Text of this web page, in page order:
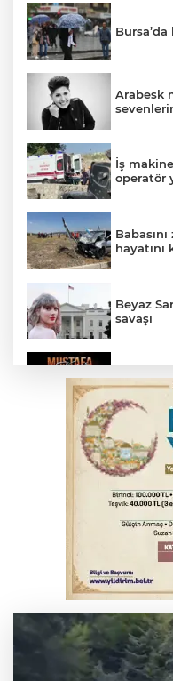
Arabesk
İş
operatör
hayatını
Beyaz
savaşı
kahkaha
İnegöl'de
karadan
Bursa'da
için bir
Bursa'da